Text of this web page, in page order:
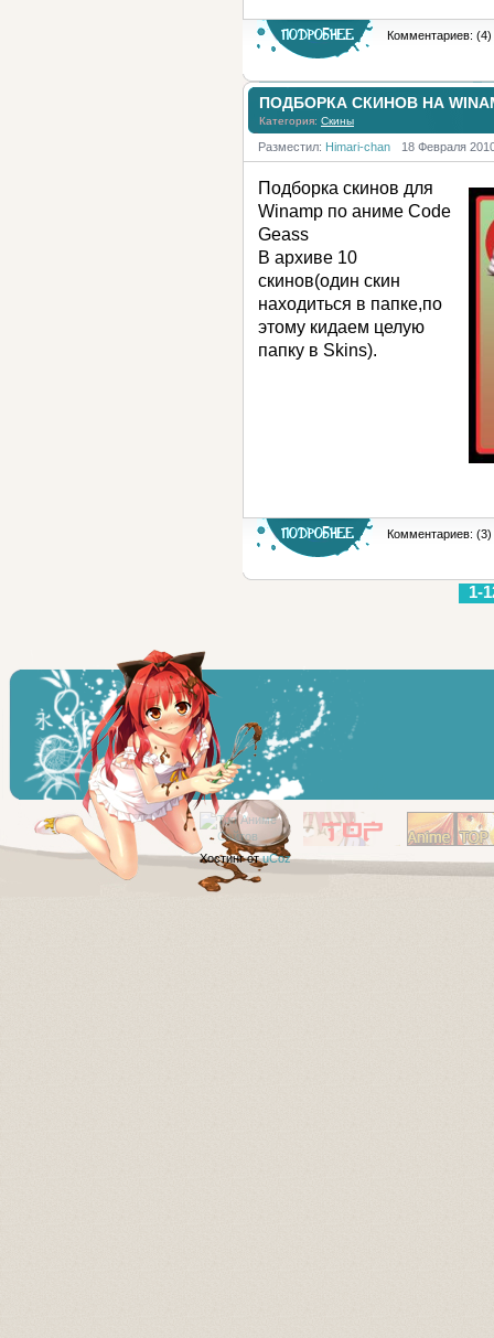
Комментариев: (4)
ПОДБОРКА СКИНОВ НА
Категория: Скины
Разместил: Himari-chan 18 Февраля
Подборка скинов для
Winamp по аниме Code
Geass
В архиве 10
скинов(один скин
находиться в папке,по
этому кидаем целую
папку в Skins).
Комментариев: (3)
1-
Хостинг отuCoz